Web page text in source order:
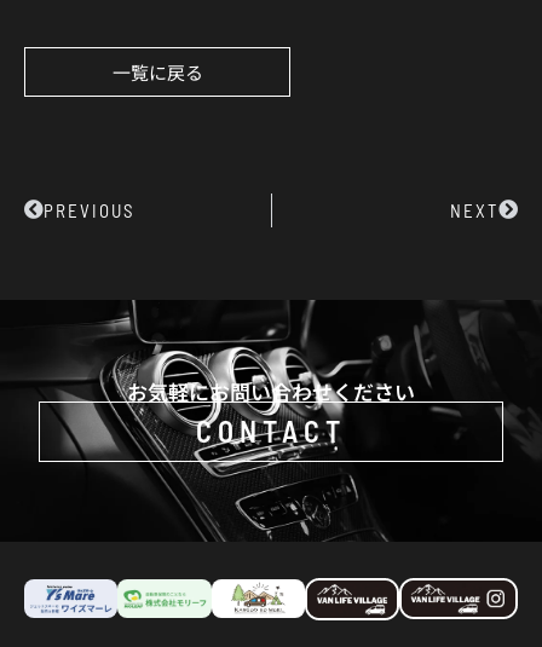
一覧に戻る
PrevPREVIOUS NEXTNext
お気軽にお問い合わせください
CONTACT